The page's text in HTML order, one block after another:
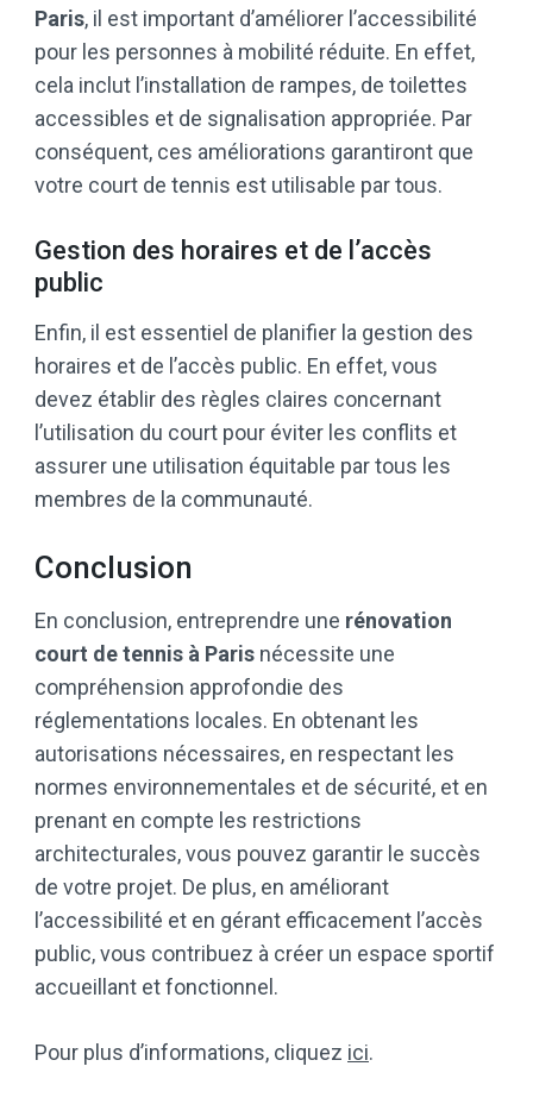
Paris, il est important d’améliorer l’accessibilité
pour les personnes à mobilité réduite. En effet,
cela inclut l’installation de rampes, de toilettes
accessibles et de signalisation appropriée. Par
conséquent, ces améliorations garantiront que
votre court de tennis est utilisable par tous.
Gestion des horaires et de l’accès
public
Enfin, il est essentiel de planifier la gestion des
horaires et de l’accès public. En effet, vous
devez établir des règles claires concernant
l’utilisation du court pour éviter les conflits et
assurer une utilisation équitable par tous les
membres de la communauté.
Conclusion
En conclusion, entreprendre une rénovation
court de tennis à Paris nécessite une
compréhension approfondie des
réglementations locales. En obtenant les
autorisations nécessaires, en respectant les
normes environnementales et de sécurité, et en
prenant en compte les restrictions
architecturales, vous pouvez garantir le succès
de votre projet. De plus, en améliorant
l’accessibilité et en gérant efficacement l’accès
public, vous contribuez à créer un espace sportif
accueillant et fonctionnel.
Pour plus d’informations, cliquez ici.